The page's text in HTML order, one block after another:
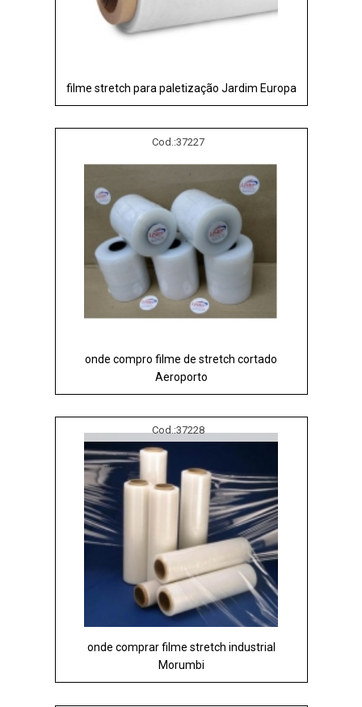
filme stretch para paletização Jardim Europa
Cod.:37227
onde compro filme de stretch cortado
Aeroporto
Cod.:37228
onde comprar filme stretch industrial
Morumbi